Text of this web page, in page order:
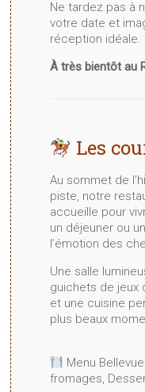
Ne tardez pas à
votre date et
réception idéale.
À très bientôt au
Les
Au sommet de
piste, notre
accueille pour
un déjeuner ou
l’émotion des
Une salle
guichets de jeux
et une cuisine
plus beaux
Menu
fromages,